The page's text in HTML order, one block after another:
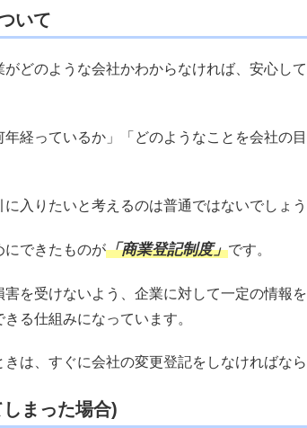
いて
どのような会社かわからなければ、安心し
経っているか」「どのようなことを会社の
入りたいと考えるのは普通ではないでしょう
にできたものが「商業登記制度」です。
を受けないよう、企業に対して一定の情報
る仕組みになっています。
は、すぐに会社の変更登記をしなければなら
まった場合)